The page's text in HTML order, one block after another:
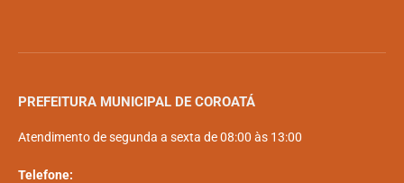
PREFEITURA MUNICIPAL DE COROATÁ
Atendimento de segunda a sexta de 08:00 às 13:00
Telefone: